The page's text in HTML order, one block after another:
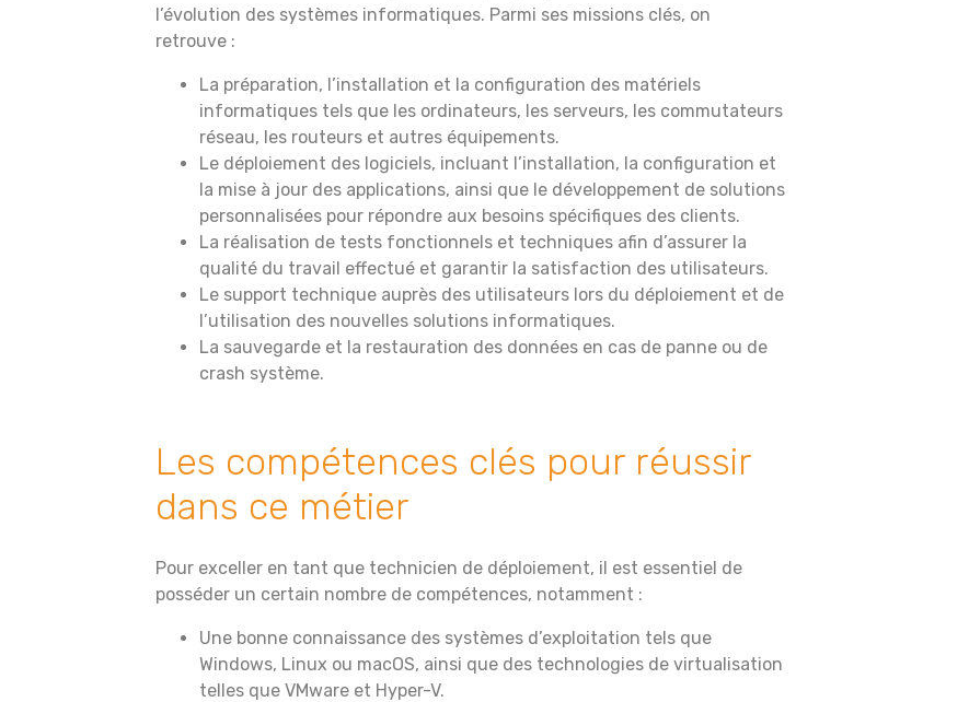
l’évolution des systèmes informatiques. Parmi ses missions clés, on
retrouve :
La préparation, l’installation et la configuration des matériels
informatiques tels que les ordinateurs, les serveurs, les commutateurs
réseau, les routeurs et autres équipements.
Le déploiement des logiciels, incluant l’installation, la configuration et
la mise à jour des applications, ainsi que le développement de solutions
personnalisées pour répondre aux besoins spécifiques des clients.
La réalisation de tests fonctionnels et techniques afin d’assurer la
qualité du travail effectué et garantir la satisfaction des utilisateurs.
Le support technique auprès des utilisateurs lors du déploiement et de
l’utilisation des nouvelles solutions informatiques.
La sauvegarde et la restauration des données en cas de panne ou de
crash système.
Les compétences clés pour réussir
dans ce métier
Pour exceller en tant que technicien de déploiement, il est essentiel de
posséder un certain nombre de compétences, notamment :
Une bonne connaissance des systèmes d’exploitation tels que
Windows, Linux ou macOS, ainsi que des technologies de virtualisation
telles que VMware et Hyper-V.